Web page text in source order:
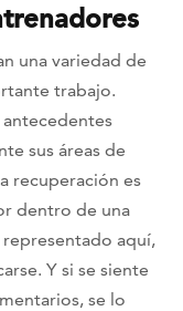
una variedad de
trabajo.
antecedentes
sus áreas de
recuperación es
dentro de una
aquí,
Y si se siente
se lo